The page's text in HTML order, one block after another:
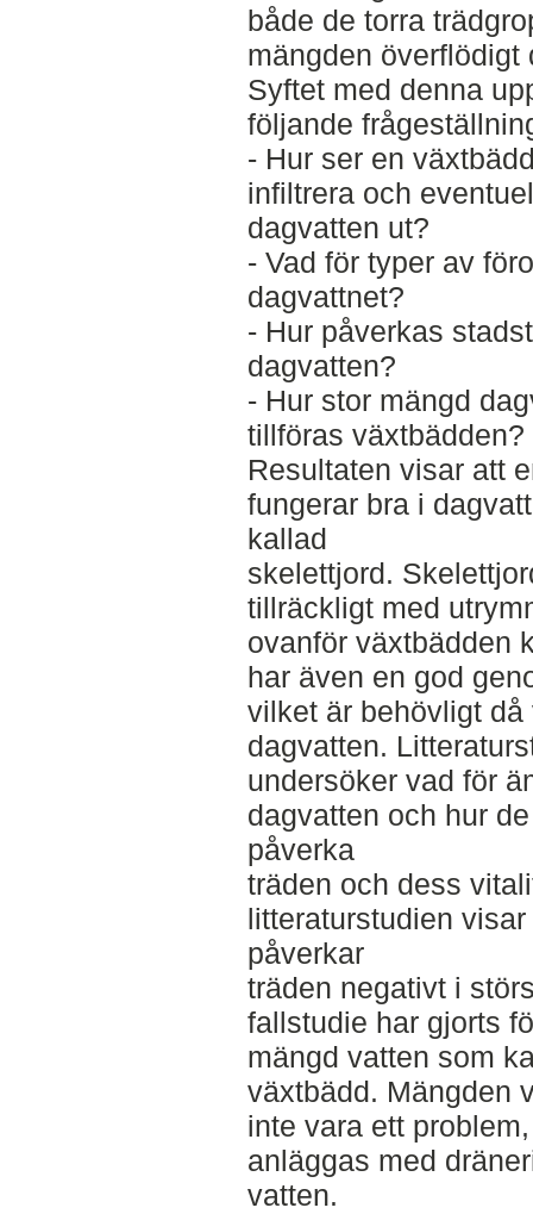
både de torra
mängden överflödigt
Syftet med denna
följande
- Hur ser en
infiltrera och
dagvatten ut?
- Vad för typer av
dagvattnet?
- Hur påverkas
dagvatten?
- Hur stor mängd
tillföras växtbädden?
Resultaten visar att
fungerar bra i
kallad
skelettjord.
tillräckligt med
ovanför växtbädden
har även en god
vilket är behövligt
dagvatten.
undersöker vad för
dagvatten och hur
påverka
träden och dess
litteraturstudien
påverkar
träden negativt i
fallstudie har gjorts
mängd vatten som
växtbädd. Mängden
inte vara ett
anläggas med
vatten.